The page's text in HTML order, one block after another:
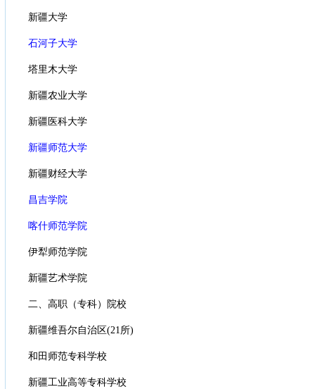
新疆大学
石河子大学
塔里木大学
新疆农业大学
新疆医科大学
新疆师范大学
新疆财经大学
昌吉学院
喀什师范学院
伊犁师范学院
新疆艺术学院
二、高职（专科）院校
新疆维吾尔自治区(21所)
和田师范专科学校
新疆工业高等专科学校